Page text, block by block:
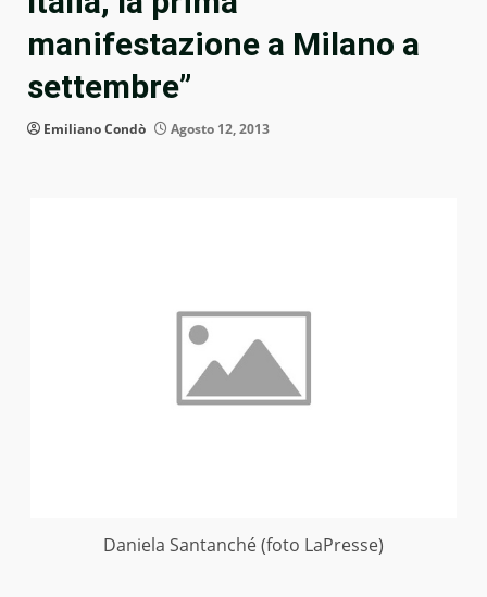
manifestazione a Milano a
settembre”
Emiliano Condò Agosto 12, 2013
Daniela Santanché (foto LaPresse)